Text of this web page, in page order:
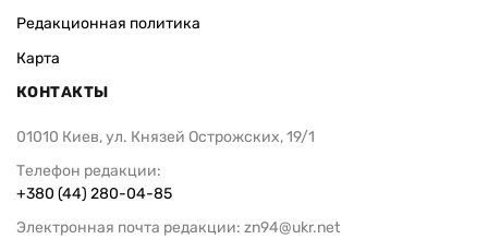
Редакционная политика
Карта
КОНТАКТЫ
01010 Киев, ул. Князей Острожских, 19/1
Телефон редакции:
+380 (44) 280-04-85
Электронная почта редакции: zn94@ukr.net